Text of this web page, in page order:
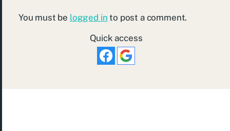
You must be logged in to post a comment.
Quick access